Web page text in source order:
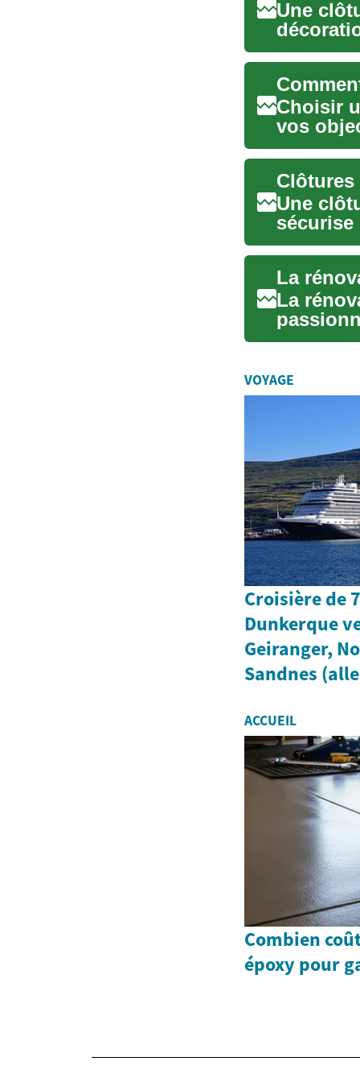
Une
Choisir
vos
format
Une
sécurise
La
VOYAGE
Croisière de
Dunkerque
Geiranger,
Sandnes
ACCUEIL
Combien
époxy pour